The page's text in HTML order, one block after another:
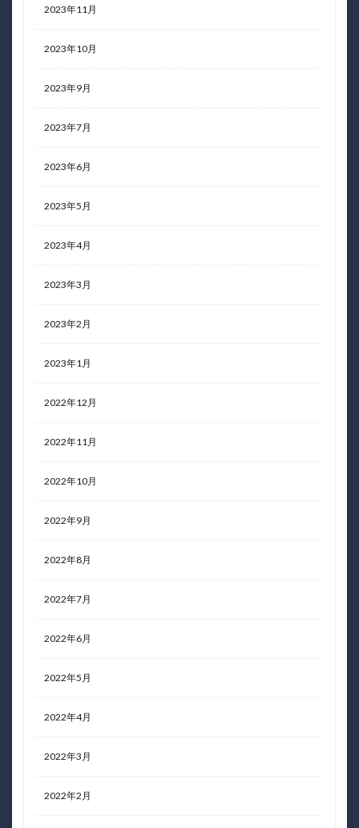
2023年11月
2023年10月
2023年9月
2023年7月
2023年6月
2023年5月
2023年4月
2023年3月
2023年2月
2023年1月
2022年12月
2022年11月
2022年10月
2022年9月
2022年8月
2022年7月
2022年6月
2022年5月
2022年4月
2022年3月
2022年2月